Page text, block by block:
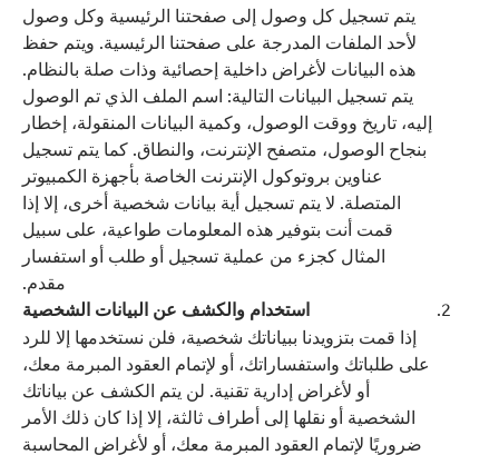
يتم تسجيل كل وصول إلى صفحتنا الرئيسية وكل وصول
لأحد الملفات المدرجة على صفحتنا الرئيسية. ويتم حفظ
هذه البيانات لأغراض داخلية إحصائية وذات صلة بالنظام.
يتم تسجيل البيانات التالية: اسم الملف الذي تم الوصول
إليه، تاريخ ووقت الوصول، وكمية البيانات المنقولة، إخطار
بنجاح الوصول، متصفح الإنترنت، والنطاق. كما يتم تسجيل
عناوين بروتوكول الإنترنت الخاصة بأجهزة الكمبيوتر
المتصلة. لا يتم تسجيل أية بيانات شخصية أخرى، إلا إذا
قمت أنت بتوفير هذه المعلومات طواعية، على سبيل
المثال كجزء من عملية تسجيل أو طلب أو استفسار
مقدم.
استخدام والكشف عن البيانات الشخصية
إذا قمت بتزويدنا ببياناتك شخصية، فلن نستخدمها إلا للرد
على طلباتك واستفساراتك، أو لإتمام العقود المبرمة معك،
أو لأغراض إدارية تقنية. لن يتم الكشف عن بياناتك
الشخصية أو نقلها إلى أطراف ثالثة، إلا إذا كان ذلك الأمر
ضروريًا لإتمام العقود المبرمة معك، أو لأغراض المحاسبة